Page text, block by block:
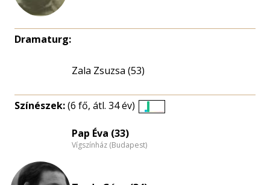
Dramaturg:
Zala Zsuzsa (53)
Színészek:(6 fő, átl. 34 év)
Pap Éva (33)
Vígszínház (Budapest)